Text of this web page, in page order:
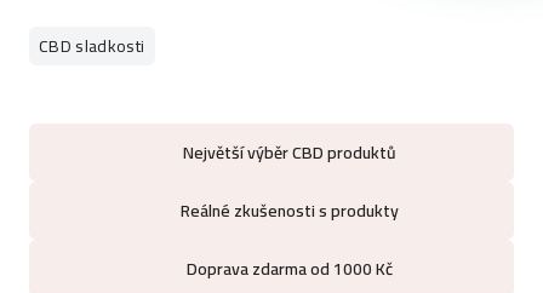
CBD sladkosti
Největší výběr CBD produktů
Reálné zkušenosti s produkty
Doprava zdarma od 1000 Kč